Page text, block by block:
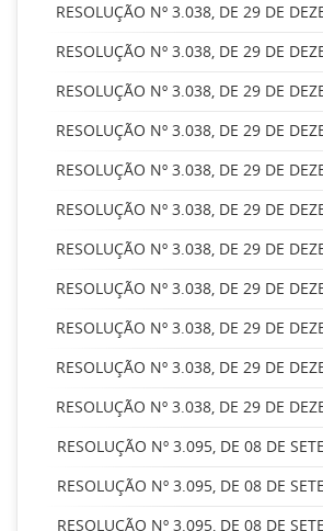
RESOLUÇÃO Nº 3.038, DE 29 DE
RESOLUÇÃO Nº 3.038, DE 29 DE
RESOLUÇÃO Nº 3.038, DE 29 DE
RESOLUÇÃO Nº 3.038, DE 29 DE
RESOLUÇÃO Nº 3.038, DE 29 DE
RESOLUÇÃO Nº 3.038, DE 29 DE
RESOLUÇÃO Nº 3.038, DE 29 DE
RESOLUÇÃO Nº 3.038, DE 29 DE
RESOLUÇÃO Nº 3.038, DE 29 DE
RESOLUÇÃO Nº 3.038, DE 29 DE
RESOLUÇÃO Nº 3.038, DE 29 DE
RESOLUÇÃO Nº 3.095, DE 08 DE
RESOLUÇÃO Nº 3.095, DE 08 DE
RESOLUÇÃO Nº 3.095, DE 08 DE